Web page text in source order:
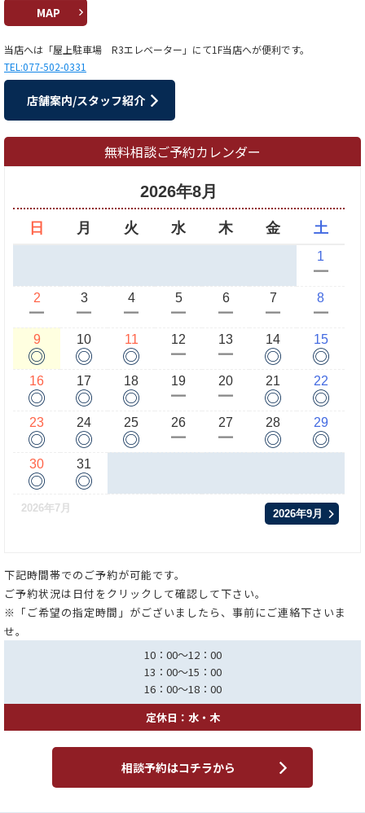
MAP
当店へは「屋上駐車場 R3エレベーター」にて1F当店へが便利です。
TEL:077-502-0331
店舗案内/スタッフ紹介
無料相談ご予約カレンダー
2026年8月
日 月 火 水 木 金 土
1
ー
2
ー
3
ー
4
ー
5
ー
6
ー
7
ー
8
ー
9
◎
10
◎
11
◎
12
ー
13
ー
14
◎
15
◎
16
◎
17
◎
18
◎
19
ー
20
ー
21
◎
22
◎
23
◎
24
◎
25
◎
26
ー
27
ー
28
◎
29
◎
30
◎
31
◎
2026年7月 2026年9月
下記時間帯でのご予約が可能です。
ご予約状況は日付をクリックして確認して下さい。
※「ご希望の指定時間」がございましたら、事前にご連絡下さいま
せ。
10：00～12：00
13：00～15：00
16：00～18：00
定休日：水・木
相談予約はコチラから